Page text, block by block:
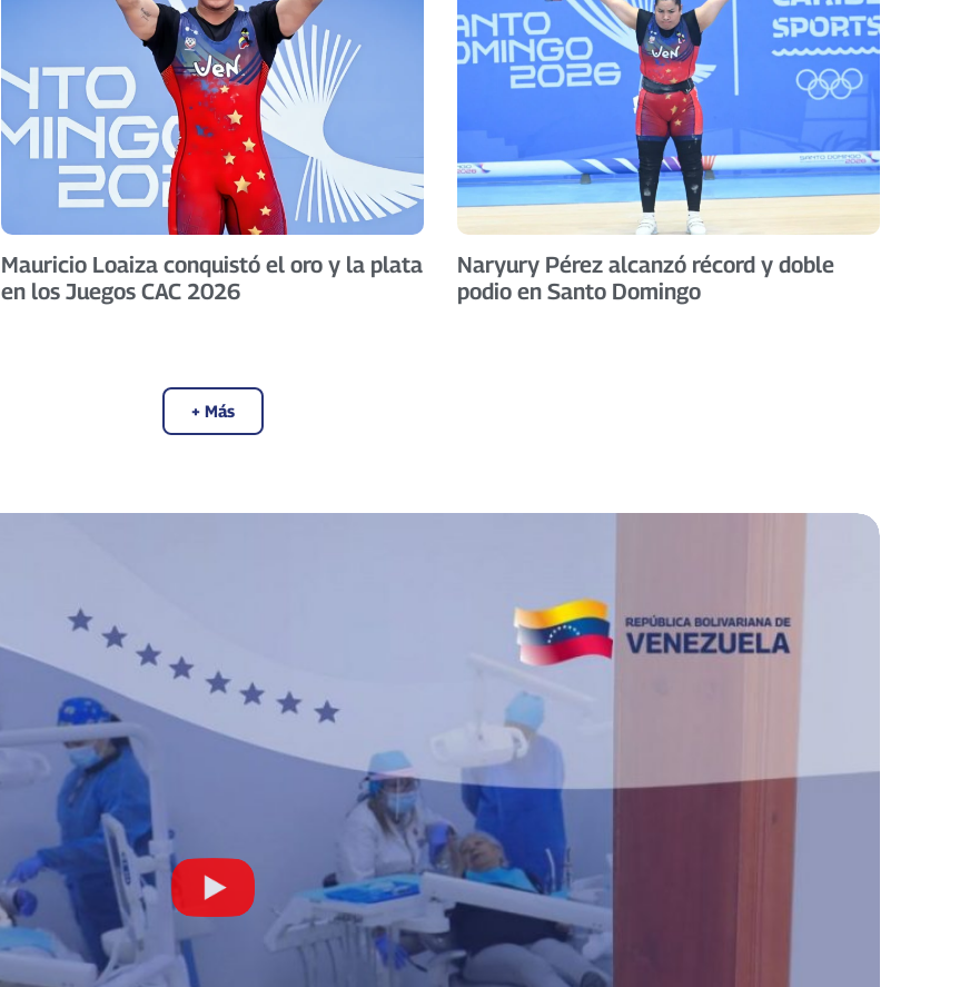
Mauricio Loaiza conquistó el oro y la plata
en los Juegos CAC 2026
Naryury Pérez alcanzó récord y doble
podio en Santo Domingo
+ Más